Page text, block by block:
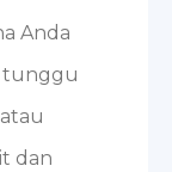
Anda
tunggu
dan